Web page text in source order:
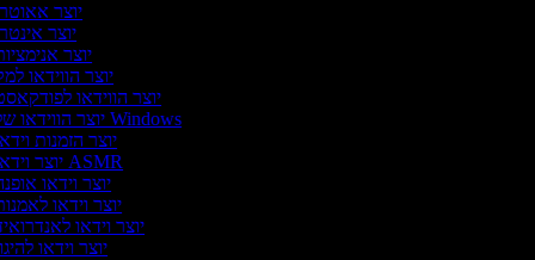
יוצר
יוצר
יוצר
יוצר הווידאו
יוצר הווידאו
יוצר הווידאו של Windows
יוצר הזמנות
יוצר וידאו ASMR
יוצר וידאו
יוצר וידאו
יוצר וידאו
יוצר וידאו